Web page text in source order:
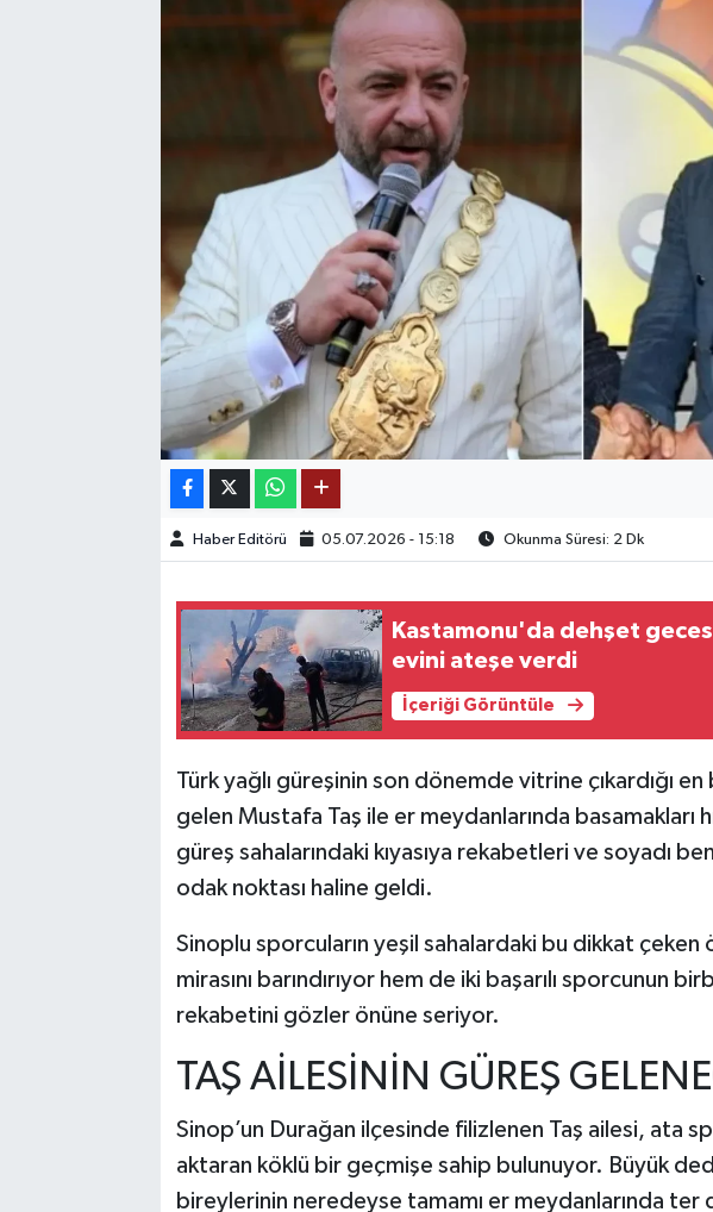
Haber Editörü 05.07.2026 - 15:18 Okunma Süresi: 2 Dk
Kastamonu'da dehşet
evini ateşe verdi
İçeriği Görüntüle
Türk yağlı güreşinin son dönemde vitrine çıkardığı en
gelen Mustafa Taş ile er meydanlarında basamakları
güreş sahalarındaki kıyasıya rekabetleri ve soyadı
odak noktası haline geldi.
Sinoplu sporcuların yeşil sahalardaki bu dikkat çeken
mirasını barındırıyor hem de iki başarılı sporcunun
rekabetini gözler önüne seriyor.
TAŞ AİLESİNİN GÜREŞ
Sinop’un Durağan ilçesinde filizlenen Taş ailesi, ata
aktaran köklü bir geçmişe sahip bulunuyor. Büyük
bireylerinin neredeyse tamamı er meydanlarında ter
OTOMOTİV
KÜLTÜR SANAT